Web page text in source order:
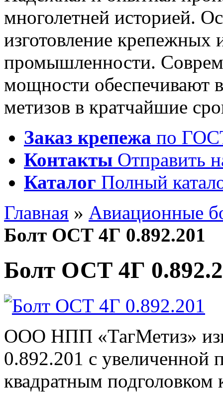
многолетней историей.
изготовление крепежных
промышленности.
мощности обеспечивают
метизов в кратчайшие
Заказ крепежа по
Контакты Отправить
Каталог Полный
Главная » Авиационные
Болт ОСТ 4Г 0.892.201
Болт ОСТ 4Г
ООО НПП «ТагМетиз»
0.892.201 с увеличенной
квадратным подголовком